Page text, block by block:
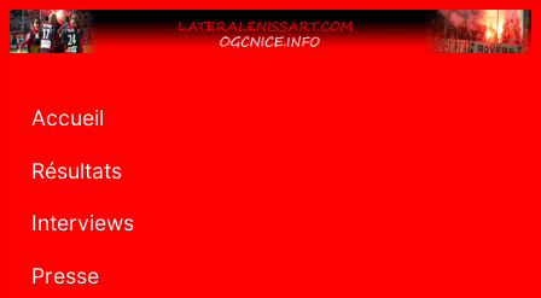
Accueil
Résultats
Interviews
Presse